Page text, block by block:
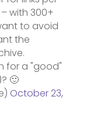
with 300+
to avoid
the
for a "good"
🙂
October 23,